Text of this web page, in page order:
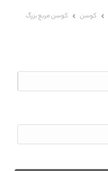
کوسن کوسن مربع بزرگ